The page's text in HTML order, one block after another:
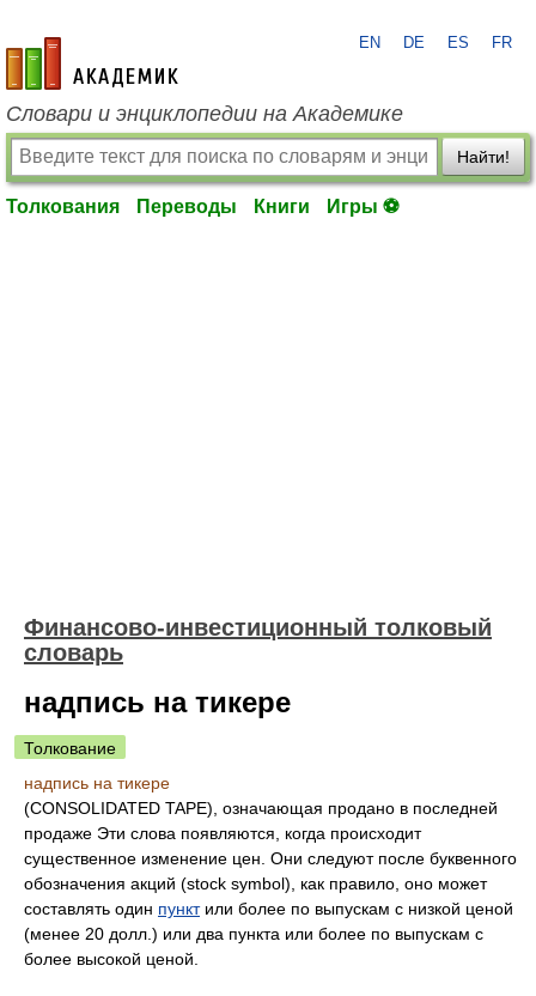
academic.ru
EN DE ES FR
Словари и энциклопедии на Академике
Найти!
Толкования Переводы Книги Игры ⚽
Финансово-инвестиционный толковый
словарь
надпись на тикере
Толкование
надпись на тикере
(CONSOLIDATED TAPE), означающая продано в последней
продаже Эти слова появляются, когда происходит
существенное изменение цен. Они следуют после буквенного
обозначения акций (stock symbol), как правило, оно может
составлять один пунктили более по выпускам с низкой ценой
(менее 20 долл.) или два пункта или более по выпускам с
более высокой ценой.